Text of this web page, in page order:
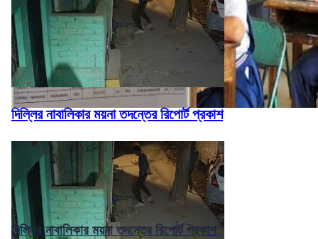
দিল্লির নাবালিকার ময়না তদন্তের রিপোর্ট প্রকাশ
দিল্লির নাবালিকার ময়না তদন্তের রিপোর্ট প্রকাশ